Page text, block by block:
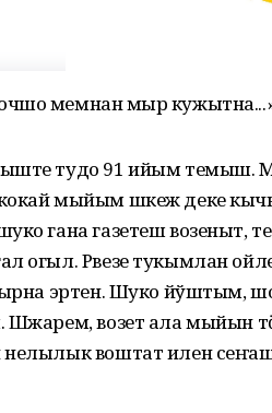
мемнан ӱмыр
тудо 91 ийым темыш.
мыйым шкеж деке
гана газетеш возеныт,
огыл. Рвезе тукымлан
эртен. Шуко
возет ала мыйын
воштат илен